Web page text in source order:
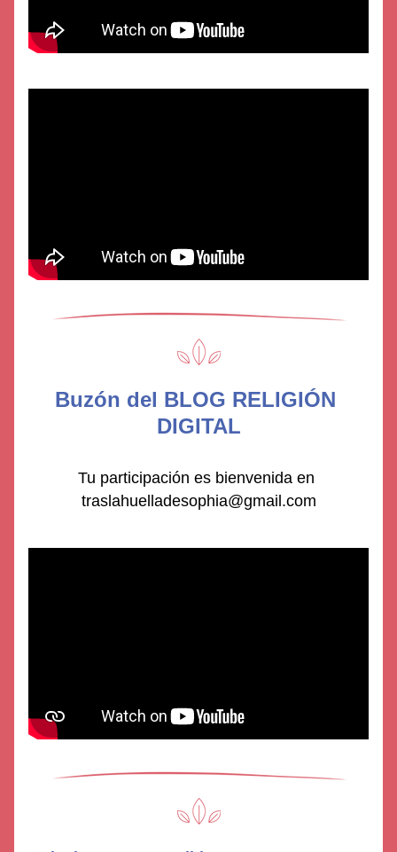
Buzón del BLOG RELIGIÓN
DIGITAL
Tu participación es bienvenida en
traslahuelladesophia@gmail.com